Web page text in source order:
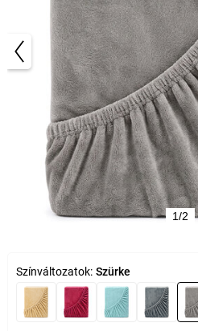
1/2
Színváltozatok: Szürke